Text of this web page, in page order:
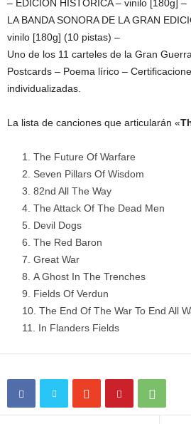
– EDICIÓN HISTÓRICA – vinilo [180g] –
LA BANDA SONORA DE LA GRAN
vinilo [180g] (10 pistas) –
Uno de los 11 carteles de la Gran
Postcards – Poema lírico –
individualizadas.
La lista de canciones que articularán «
The Future Of Warfare
Seven Pillars Of Wisdom
82nd All The Way
The Attack Of The Dead Men
Devil Dogs
The Red Baron
Great War
A Ghost In The Trenches
Fields Of Verdun
The End Of The War To End All
In Flanders Fields